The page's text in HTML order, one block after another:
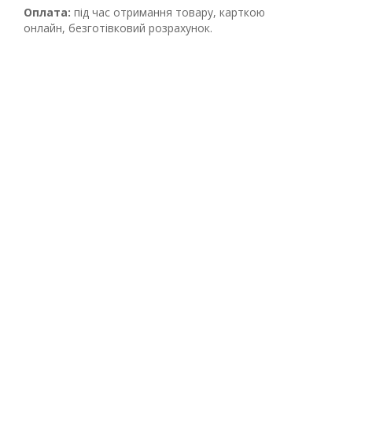
Оплата: під час отримання товару, карткою
онлайн, безготівковий розрахунок.